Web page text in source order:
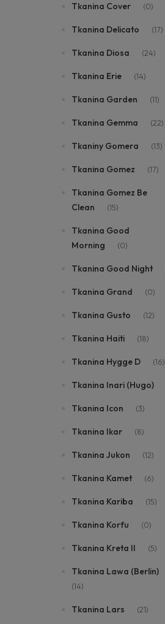
Tkanina Cover (0)
Tkanina Delicato (17)
Tkanina Diosa (24)
Tkanina Erie (14)
Tkanina Garden (11)
Tkanina Gemma (22)
Tkaniny Gomera (13)
Tkanina Gomez (17)
Tkanina Gomez Be
Clean
(15)
Tkanina Good
Morning
(0)
Tkanina Good Night
Tkanina Grand (0)
Tkanina Gusto (12)
Tkanina Haiti (18)
Tkanina Hygge D (16)
Tkanina Inari (Hugo)
Tkanina Icon (3)
Tkanina Ikar (8)
Tkanina Jukon (12)
Tkanina Kamet (6)
Tkanina Kariba (15)
Tkanina Korfu (0)
Tkanina Kreta II (5)
Tkanina Lawa (Berlin)
(14)
Tkanina Lars (21)